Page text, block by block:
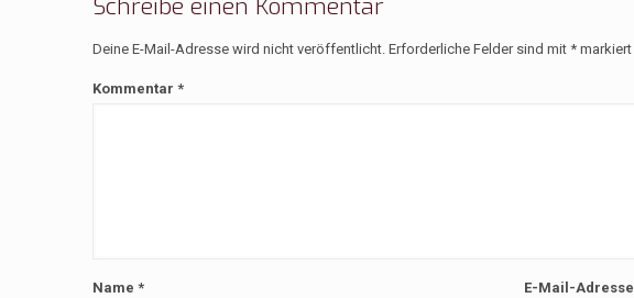
Schreibe einen Kommentar
Deine E-Mail-Adresse wird nicht veröffentlicht. Erforderliche Felder sind mit * markiert
Kommentar *
Name * E-Mail-Adresse